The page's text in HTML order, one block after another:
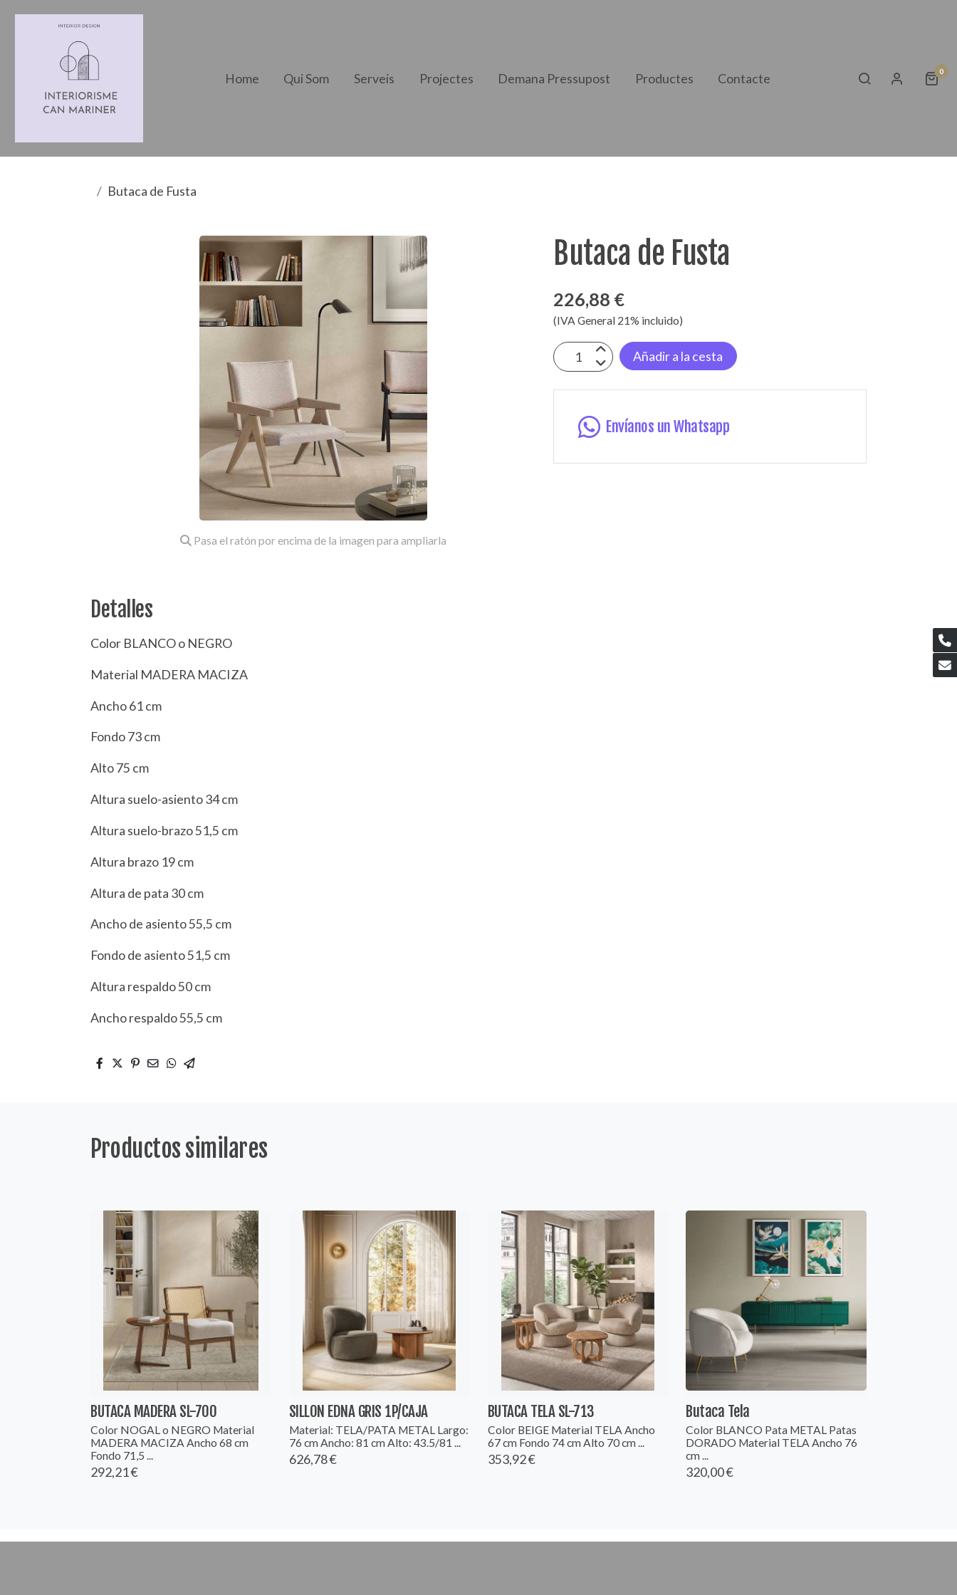
Home Qui Som Serveis Projectes Demana Pressupost Productes Contacte 0
Butaca de Fusta
Pasa el ratón por encima de la imagen para ampliarla
Detalles
Color BLANCO o NEGRO
Material MADERA MACIZA
Ancho 61 cm
Fondo 73 cm
Alto 75 cm
Altura suelo-asiento 34 cm
Altura suelo-brazo 51,5 cm
Altura brazo 19 cm
Altura de pata 30 cm
Ancho de asiento 55,5 cm
Fondo de asiento 51,5 cm
Altura respaldo 50 cm
Ancho respaldo 55,5 cm
Butaca de Fusta
226,88 €
(IVA General 21% incluido)
Añadir a la cesta
Envíanos un Whatsapp
Productos similares
BUTACA MADERA SL-700
Color NOGAL o NEGRO Material
MADERA MACIZA Ancho 68 cm
Fondo 71,5 ...
292,21 €
SILLON EDNA GRIS 1P/CAJA
Material: TELA/PATA METAL Largo:
76 cm Ancho: 81 cm Alto: 43.5/81 ...
626,78 €
BUTACA TELA SL-713
Color BEIGE Material TELA Ancho
67 cm Fondo 74 cm Alto 70 cm ...
353,92 €
Butaca Tela
Color BLANCO Pata METAL Patas
DORADO Material TELA Ancho 76
cm ...
320,00 €